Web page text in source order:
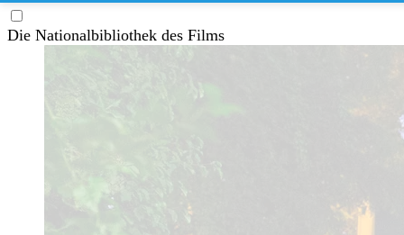
Die Nationalbibliothek des Films